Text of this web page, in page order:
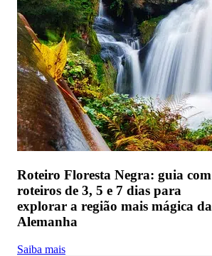
Roteiro Floresta Negra: guia com
roteiros de 3, 5 e 7 dias para
explorar a região mais mágica da
Alemanha
Saiba mais